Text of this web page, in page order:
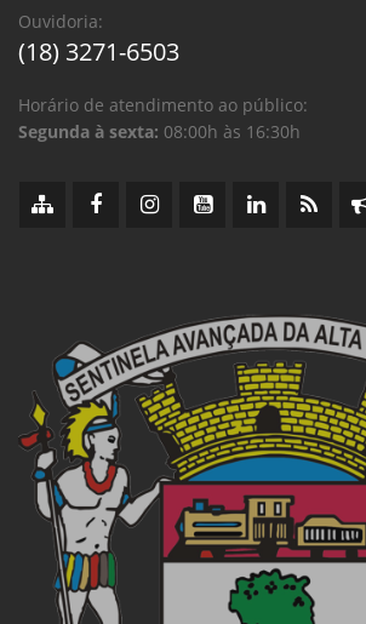
Ouvidoria:
(18) 3271-6503
Horário de atendimento ao público:
Segunda à sexta: 08:00h às 16:30h